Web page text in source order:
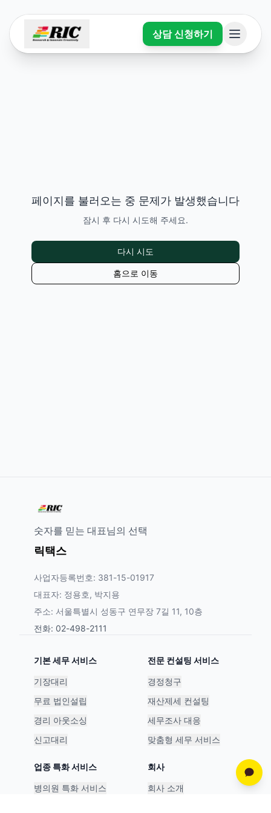
상담 신청하기
페이지를 불러오는 중 문제가 발생했습니다
잠시 후 다시 시도해 주세요.
다시 시도
홈으로 이동
숫자를 믿는 대표님의 선택
릭택스
사업자등록번호: 381-15-01917
대표자: 정용호, 박지용
주소: 서울특별시 성동구 연무장 7길 11, 10층
전화: 02-498-2111
기본 세무 서비스
기장대리
무료 법인설립
경리 아웃소싱
신고대리
전문 컨설팅 서비스
경정청구
재산제세 컨설팅
세무조사 대응
맞춤형 세무 서비스
업종 특화 서비스
병의원 특화 서비스
회사
회사 소개